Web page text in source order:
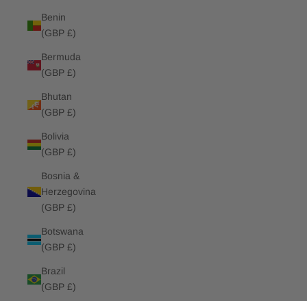
Benin
(GBP £)
Bermuda
(GBP £)
Bhutan
(GBP £)
Bolivia
(GBP £)
Bosnia &
Herzegovina
(GBP £)
Botswana
(GBP £)
Brazil
(GBP £)